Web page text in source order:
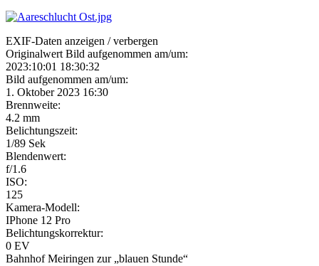
EXIF-Daten anzeigen / verbergen
Originalwert Bild aufgenommen am/um:
2023:10:01 18:30:32
Bild aufgenommen am/um:
1. Oktober 2023 16:30
Brennweite:
4.2 mm
Belichtungszeit:
1/89 Sek
Blendenwert:
f/1.6
ISO:
125
Kamera-Modell:
IPhone 12 Pro
Belichtungskorrektur:
0 EV
Bahnhof Meiringen zur „blauen Stunde“